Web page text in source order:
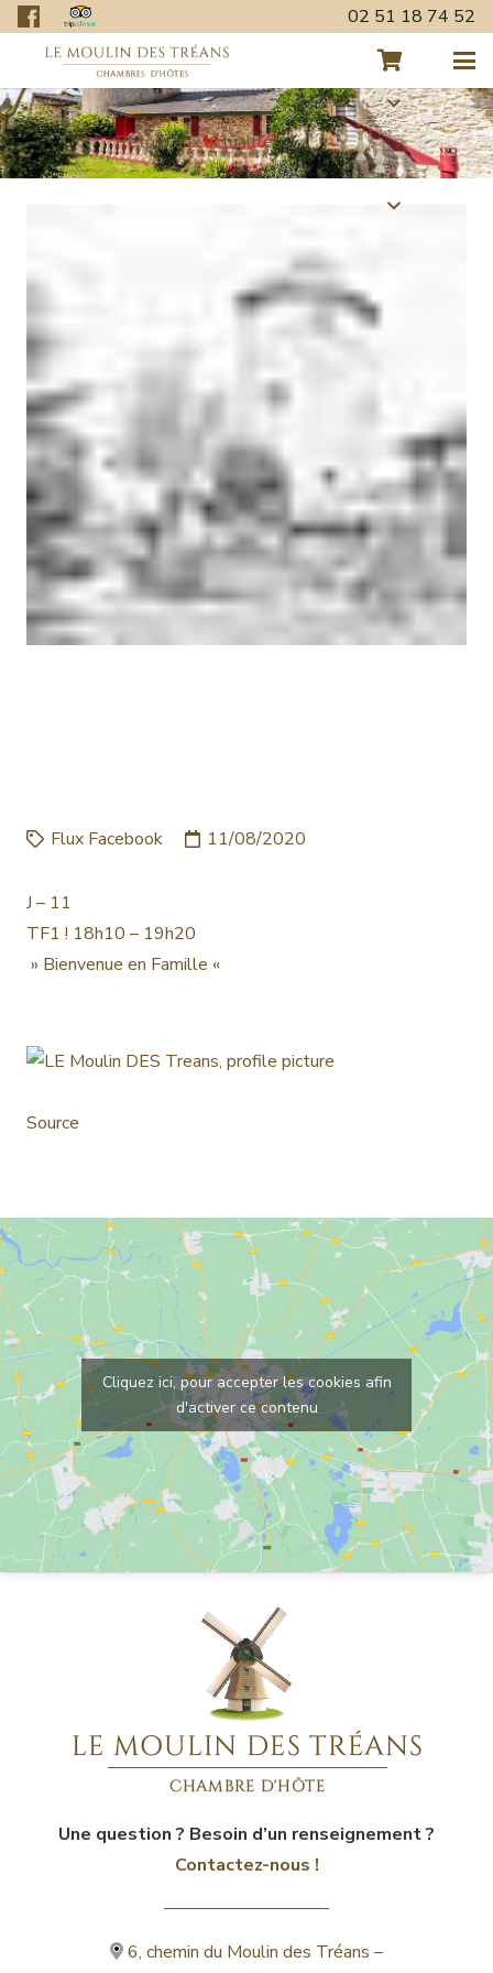
02 51 18 74 52
Retour aux actualités
Flux Facebook 11/08/2020
J – 11
TF1 ! 18h10 – 19h20
» Bienvenue en Famille «
Source
Cliquez ici, pour accepter les cookies afin
d'activer ce contenu
Une question ? Besoin d’un renseignement ?
Contactez-nous !
6, chemin du Moulin des Tréans –